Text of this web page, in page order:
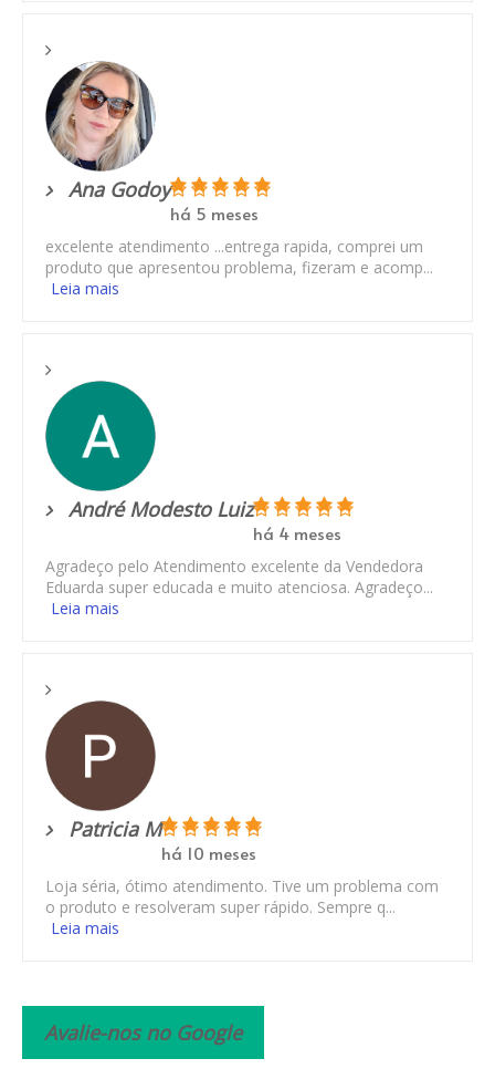
Ana Godoy
há 5 meses
excelente atendimento ...entrega rapida, comprei um
produto que apresentou problema, fizeram e acomp...
Leia mais
André Modesto Luiz
há 4 meses
Agradeço pelo Atendimento excelente da Vendedora
Eduarda super educada e muito atenciosa. Agradeço...
Leia mais
Patricia M
há 10 meses
Loja séria, ótimo atendimento. Tive um problema com
o produto e resolveram super rápido. Sempre q...
Leia mais
Avalie-nos no Google